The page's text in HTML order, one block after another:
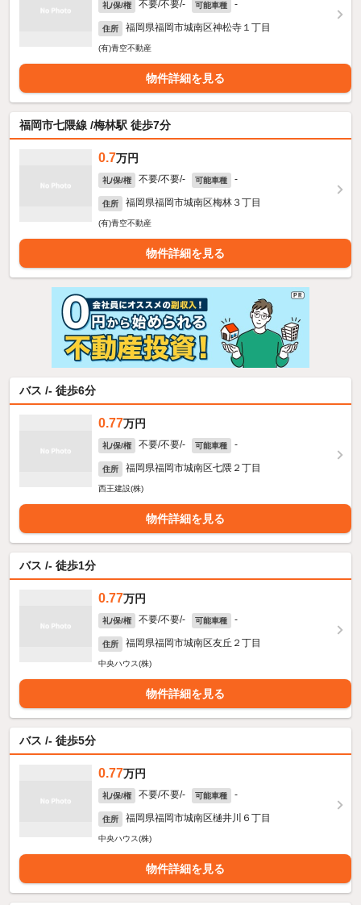
礼/保/権 不要/不要/- 可能車種 -
住所 福岡県福岡市城南区神松寺１丁目
(有)青空不動産
物件詳細を見る
福岡市七隈線 /梅林駅 徒歩7分
0.7万円
礼/保/権 不要/不要/- 可能車種 -
住所 福岡県福岡市城南区梅林３丁目
(有)青空不動産
物件詳細を見る
バス /- 徒歩6分
0.77万円
礼/保/権 不要/不要/- 可能車種 -
住所 福岡県福岡市城南区七隈２丁目
西王建設(株)
物件詳細を見る
バス /- 徒歩1分
0.77万円
礼/保/権 不要/不要/- 可能車種 -
住所 福岡県福岡市城南区友丘２丁目
中央ハウス(株)
物件詳細を見る
バス /- 徒歩5分
0.77万円
礼/保/権 不要/不要/- 可能車種 -
住所 福岡県福岡市城南区樋井川６丁目
中央ハウス(株)
物件詳細を見る